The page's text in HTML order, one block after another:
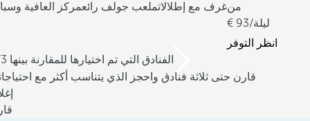
غرف مع إطلالاتملعب جولف رائعمركز العافية وسبا
من
93 /ليلة
انظر التوفر
/3 الفنادق التي تم اختيارها للمقارنة بينها
قارن حتى ثلاثة فنادق واحجز الذي يتناسب أكثر مع